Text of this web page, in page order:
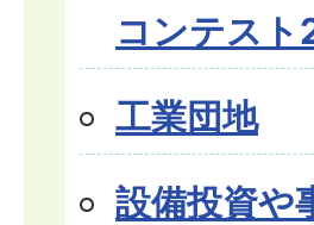
コンテス
工業団地
設備投資や